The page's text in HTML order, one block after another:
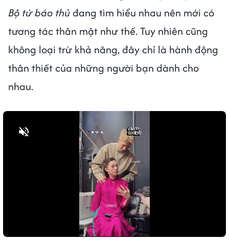
Bộ tứ báo thủđang tìm hiểu nhau nên mới có
tương tác thân mật như thế. Tuy nhiên cũng
không loại trừ khả năng, đây chỉ là hành động
thân thiết của những người bạn dành cho
nhau.